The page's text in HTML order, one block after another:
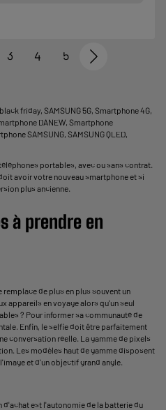
3 4 5
friday, SAMSUNG 5G, Smartphone 4G,
DANEW, Smartphone
SAMSUNG, SAMSUNG QLED,
portables, avec ou sans contrat.
avoir votre nouveau smartphone et si
plus ancienne.
à prendre en
de plus en plus souvent un
appareils en voyage alors qu'un seul
? Pour informer sa communauté de
Enfin, le selfie doit être parfaitement
conversation réelle. La gamme de pixels
Les modèles haut de gamme disposent
et d'un objectif grand angle.
est l'autonomie de la batterie du